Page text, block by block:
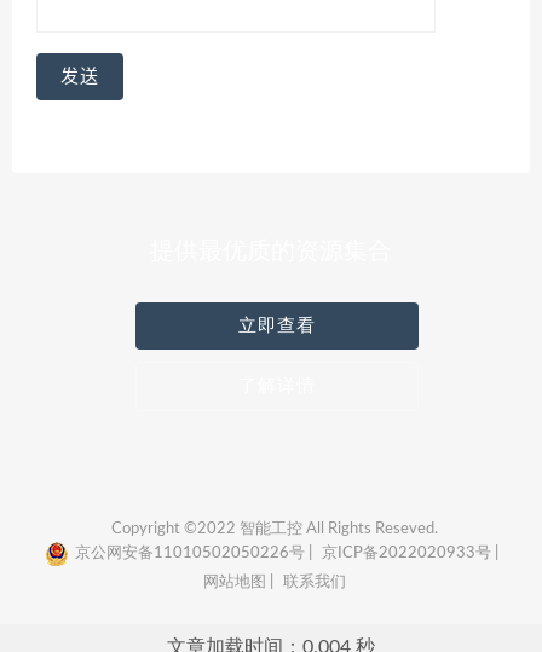
立即查看
Copyright ©2022 智能工控 All Rights Reseved.
京公网安备11010502050226号 |
京ICP备2022020933号 |
网站地图 |
联系我们
文章加载时间：0.004 秒